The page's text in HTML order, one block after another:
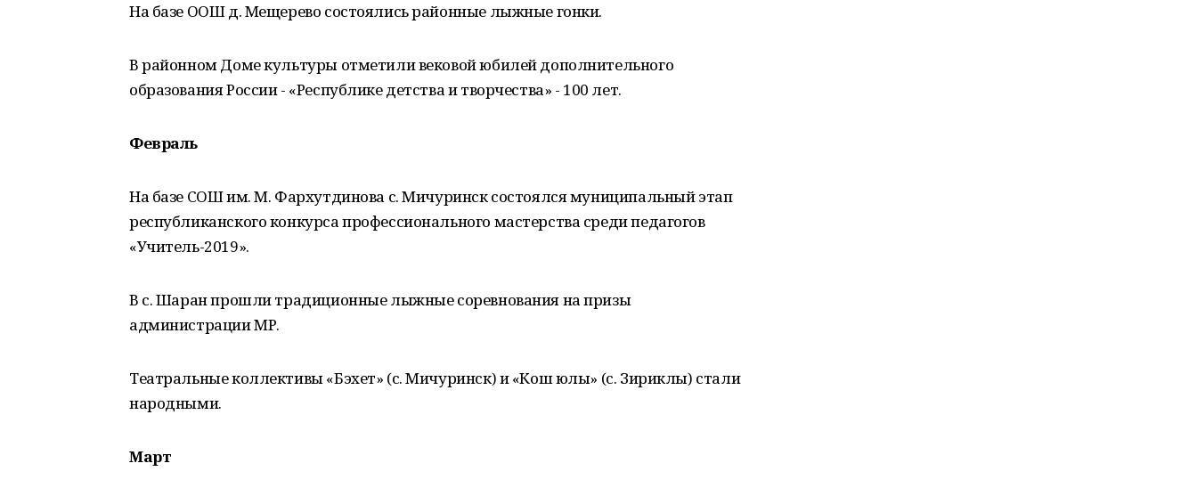
На базе ООШ д. Мещерево состоялись районные лыжные гонки.
В районном Доме культуры отметили вековой юбилей дополнительного
образования России - «Республике детства и творчества» - 100 лет.
Февраль
На базе СОШ им. М. Фархутдинова с. Мичуринск состоялся муниципальный этап
республиканского конкурса профессионального мастерства среди педагогов
«Учитель-2019».
В с. Шаран прошли традиционные лыжные соревнования на призы
администрации МР.
Театральные коллективы «Бэхет» (с. Мичуринск) и «Кош юлы» (с. Зириклы) стали
народными.
Март